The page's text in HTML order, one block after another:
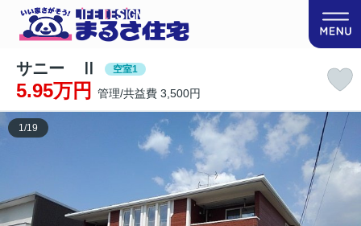
サニー Ⅱ 空室1
5.95万円 管理/共益費 3,500円
1/19